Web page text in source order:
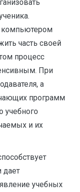
компьютером
часть своей
процесс
При
а
программ
учебного
и их
дает
учебных